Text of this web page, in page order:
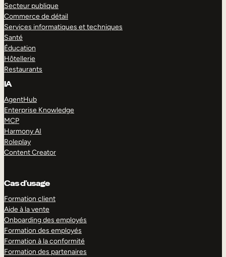
Secteur publique
Commerce de détail
Services informatiques et techniques
Santé
Éducation
Hôtellerie
Restaurants
IA
AgentHub
Enterprise Knowledge
MCP
Harmony AI
Roleplay
Content Creator
Cas d’usage
Formation client
Aide à la vente
Onboarding des employés
Formation des employés
Formation à la conformité
Formation des partenaires